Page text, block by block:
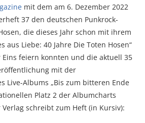
mit dem am 6. Dezember 2022
37 den deutschen Punkrock-
die dieses Jahr schon mit ihrem
aus Liebe: 40 Jahre Die Toten Hosen“
feiern konnten und die aktuell 35
mit der
Live-Albums „Bis zum bitteren Ende
Platz 2 der Albumcharts
schreibt zum Heft (in Kursiv):